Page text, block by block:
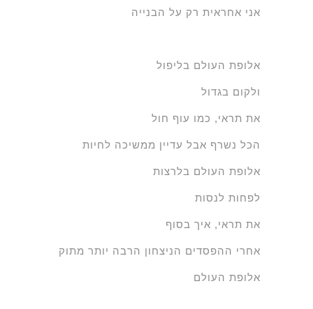
אני אחראית רק על הבנייה
אלופת העולם בליפול
ולקום בגדול
את תראי, כמו עוף חול
הכל נשרף אבל עדיין ממשיכה לחיות
אלופת העולם בלרצות
לפחות לנסות
את תראי, איך בסוף
אחרי ההפסדים הניצחון הרבה יותר מתוק
אלופת העולם